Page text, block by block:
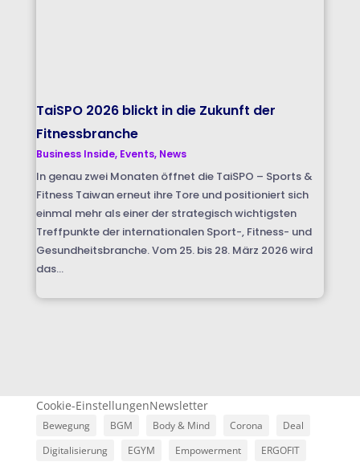
TaiSPO 2026 blickt in die Zukunft der
Fitnessbranche
Business Inside, Events, News
In genau zwei Monaten öffnet die TaiSPO – Sports &
Fitness Taiwan erneut ihre Tore und positioniert sich
einmal mehr als einer der strategisch wichtigsten
Treffpunkte der internationalen Sport-, Fitness- und
Gesundheitsbranche. Vom 25. bis 28. März 2026 wird
das...
Cookie-EinstellungenNewsletter
Bewegung BGM Body & Mind Corona
Deal
Digitalisierung
EGYM Empowerment
ERGOFIT